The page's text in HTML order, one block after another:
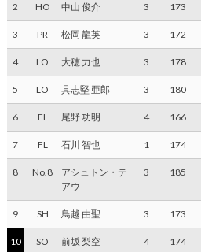
2 HO 中山 俊介 3 173
3 PR 松岡 龍英 3 172
4 LO 大穂 力也 3 178
5 LO 具志堅 亜郎 3 180
6 FL 尾野 功明 4 166
7 FL 石川 智也 1 174
8 No.8
アシュトン・テ
アウ
3 185
9 SH 鳥越 由聖 3 173
10 SO 前坂 梨空 4 174